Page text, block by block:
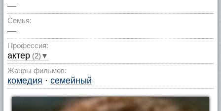
—
Семья:
—
Профессия:
актер (2)▼
Жанры фильмов:
комедия · семейный